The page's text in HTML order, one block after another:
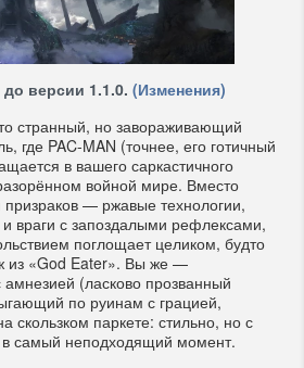
версии 1.1.0. (Изменения)
странный, но завораживающий
где PAC-MAN (точнее, его готичный
в вашего саркастичного
войной мире. Вместо
— ржавые технологии,
враги с запоздалыми рефлексами,
поглощает целиком, будто
из «God Eater». Вы же —
(ласково прозванный
по руинам с грацией,
скользком паркете: стильно, но с
в самый неподходящий момент.